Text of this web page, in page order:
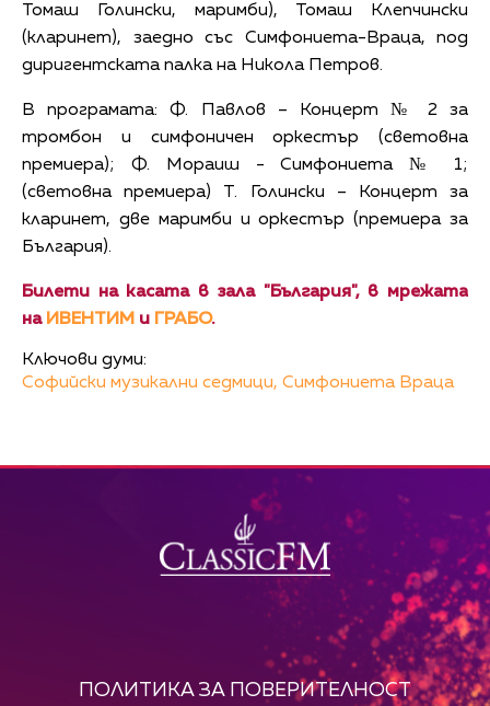
Томаш Голински, маримби), Томаш Клепчински
(кларинет), заедно със Симфониета-Враца, под
диригентската палка на Никола Петров.
В програмата: Ф. Павлов – Концерт № 2 за
тромбон и симфоничен оркестър (световна
премиера); Ф. Мораиш - Симфониета № 1;
(световна премиера) Т. Голински – Концерт за
кларинет, две маримби и оркестър (премиера за
България).
Билети на касата в зала "България", в мрежата
на ИВЕНТИМ и ГРАБО.
Ключови думи:
Софийски музикални седмици, Симфониета Враца
ПОЛИТИКА ЗА ПОВЕРИТЕЛНОСТ